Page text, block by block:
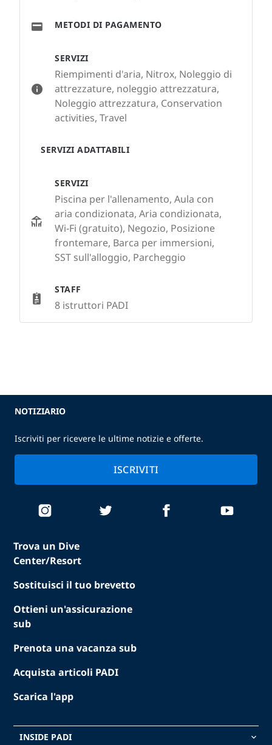
SERVIZI
Riempimenti d'aria, Nitrox, Noleggio di
attrezzature, noleggio attrezzatura,
Noleggio attrezzatura, Conservation
activities, Travel
SERVIZI ADATTABILI
SERVIZI
Piscina per l'allenamento, Aula con
aria condizionata, Aria condizionata,
Wi-Fi (gratuito), Negozio, Posizione
frontemare, Barca per immersioni,
SST sull'alloggio, Parcheggio
STAFF
8 istruttori PADI
METODI DI PAGAMENTO
Trova un Dive
Center/Resort
Sostituisci il tuo brevetto
Ottieni un'assicurazione
sub
Prenota una vacanza sub
Acquista articoli PADI
Scarica l'app
INSIDE PADI keyboard_arrow_down
NOTIZIARIO
Iscriviti per ricevere le ultime notizie e offerte.
ISCRIVITI